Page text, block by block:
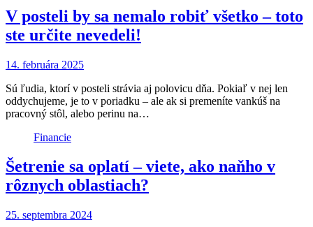
V posteli by sa nemalo robiť všetko – toto
ste určite nevedeli!
14. februára 2025
Sú ľudia, ktorí v posteli strávia aj polovicu dňa. Pokiaľ v nej len
oddychujeme, je to v poriadku – ale ak si premeníte vankúš na
pracovný stôl, alebo perinu na…
Financie
Šetrenie sa oplatí – viete, ako naňho v
rôznych oblastiach?
25. septembra 2024